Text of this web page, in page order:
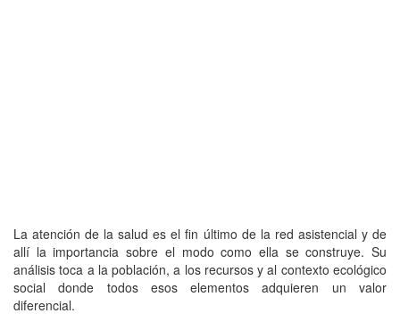
La atención de la salud es el fin último de la red asistencial y de
allí la importancia sobre el modo como ella se construye. Su
análisis toca a la población, a los recursos y al contexto ecológico
social donde todos esos elementos adquieren un valor
diferencial.